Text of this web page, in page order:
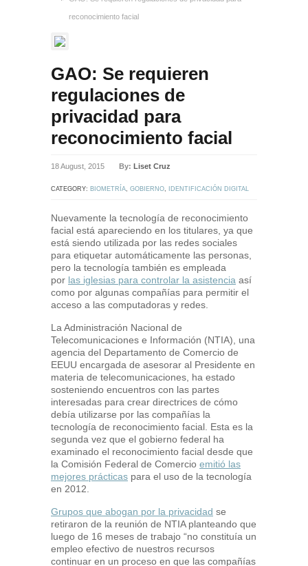
reconocimiento facial
GAO: Se requieren
regulaciones de
privacidad para
reconocimiento facial
18 August, 2015 By: Liset Cruz
CATEGORY: BIOMETRÍA, GOBIERNO, IDENTIFICACIÓN DIGITAL
Nuevamente la tecnología de reconocimiento
facial está apareciendo en los titulares, ya que
está siendo utilizada por las redes sociales
para etiquetar automáticamente las personas,
pero la tecnología también es empleada
por las iglesias para controlar la asistencia así
como por algunas compañías para permitir el
acceso a las computadoras y redes.
La Administración Nacional de
Telecomunicaciones e Información (NTIA), una
agencia del Departamento de Comercio de
EEUU encargada de asesorar al Presidente en
materia de telecomunicaciones, ha estado
sosteniendo encuentros con las partes
interesadas para crear directrices de cómo
debía utilizarse por las compañías la
tecnología de reconocimiento facial. Esta es la
segunda vez que el gobierno federal ha
examinado el reconocimiento facial desde que
la Comisión Federal de Comercio emitió las
mejores prácticas para el uso de la tecnología
en 2012.
Grupos que abogan por la privacidad se
retiraron de la reunión de NTIA planteando que
luego de 16 meses de trabajo “no constituía un
empleo efectivo de nuestros recursos
continuar en un proceso en que las compañías